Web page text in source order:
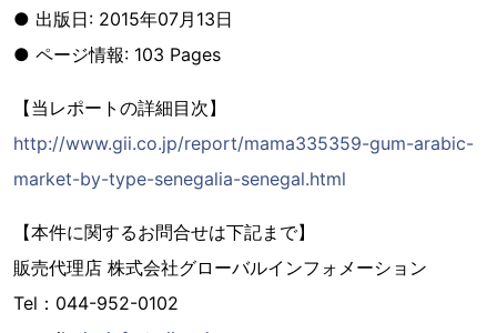
● 出版日: 2015年07月13日
● ページ情報: 103 Pages
【当レポートの詳細目次】
http://www.gii.co.jp/report/mama335359-gum-arabic-
market-by-type-senegalia-senegal.html
【本件に関するお問合せは下記まで】
販売代理店 株式会社グローバルインフォメーション
Tel：044-952-0102